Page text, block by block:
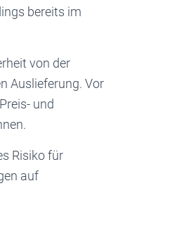
bereits im
von der
Auslieferung. Vor
und
Risiko für
auf